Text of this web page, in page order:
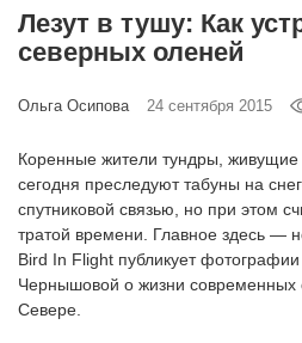
EN
UA
Лезут в тушу: Как
северных оленей
Ольга Осипова 24 сентября 2015
Коренные жители тундры, живущие
сегодня преследуют табуны на
спутниковой связью, но при этом
тратой времени. Главное здесь —
Bird In Flight публикует
Чернышовой о жизни современных
Севере.